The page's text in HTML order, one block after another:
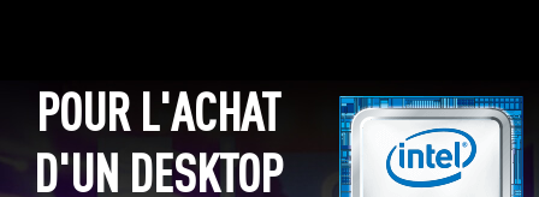
POUR L'ACHAT
D'UN DESKTOP